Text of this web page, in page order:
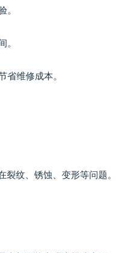
。
。
省维修成本。
裂纹、锈蚀、变形等问题